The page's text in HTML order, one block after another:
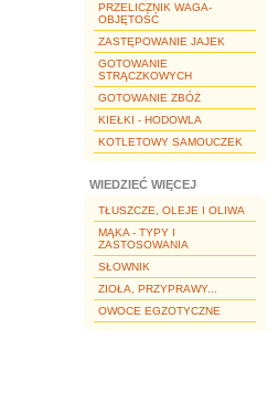
PRZELICZNIK WAGA-
OBJĘTOŚĆ
ZASTĘPOWANIE JAJEK
GOTOWANIE
STRĄCZKOWYCH
GOTOWANIE ZBÓŻ
KIEŁKI - HODOWLA
KOTLETOWY SAMOUCZEK
WIEDZIEĆ WIĘCEJ
TŁUSZCZE, OLEJE I OLIWA
MĄKA - TYPY I
ZASTOSOWANIA
SŁOWNIK
ZIOŁA, PRZYPRAWY...
OWOCE EGZOTYCZNE